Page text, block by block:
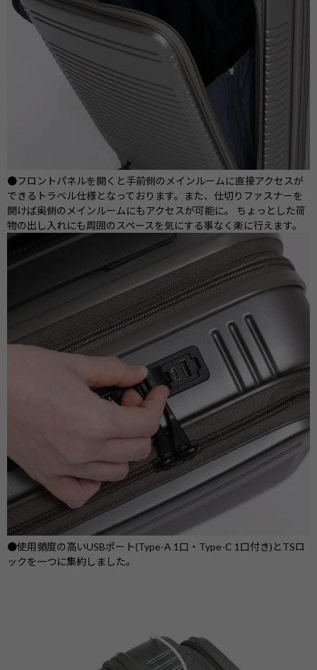
●フロントパネルを開くと手前側のメインルームに直接アクセスが
できるトラベル仕様となっております。また、仕切りファスナーを
開けば奥側のメインルームにもアクセスが可能に。 ちょっとした荷
物の出し入れにも周囲のスペースを気にする事なく楽に行えます。
●使用頻度の高いUSBポート(Type-A 1口・Type-C 1口付き)とTSロ
ックを一つに集約しました。